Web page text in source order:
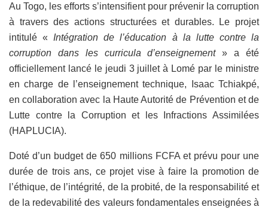
Au Togo, les efforts s’intensifient pour prévenir la corruption
à travers des actions structurées et durables. Le projet
intitulé « Intégration de l’éducation à la lutte contre la
corruption dans les curricula d’enseignement» a été
officiellement lancé le jeudi 3 juillet à Lomé par le ministre
en charge de l’enseignement technique, Isaac Tchiakpé,
en collaboration avec la Haute Autorité de Prévention et de
Lutte contre la Corruption et les Infractions Assimilées
(HAPLUCIA).
Doté d’un budget de 650 millions FCFA et prévu pour une
durée de trois ans, ce projet vise à faire la promotion de
l’éthique, de l’intégrité, de la probité, de la responsabilité et
de la redevabilité des valeurs fondamentales enseignées à